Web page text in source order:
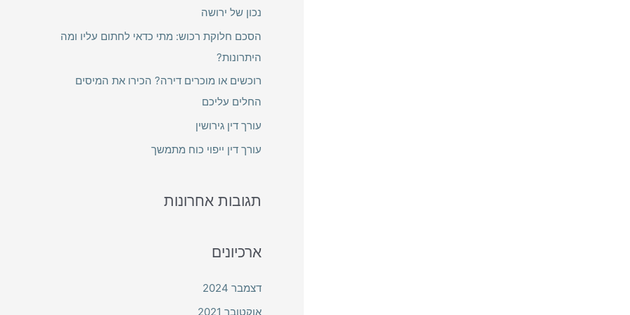
נכון של ירושה
הסכם חלוקת רכוש: מתי כדאי לחתום עליו ומה
היתרונות?
רוכשים או מוכרים דירה? הכירו את המיסים
החלים עליכם
עורך דין גירושין
עורך דין ייפוי כוח מתמשך
תגובות אחרונות
ארכיונים
דצמבר 2024
אוקטובר 2021